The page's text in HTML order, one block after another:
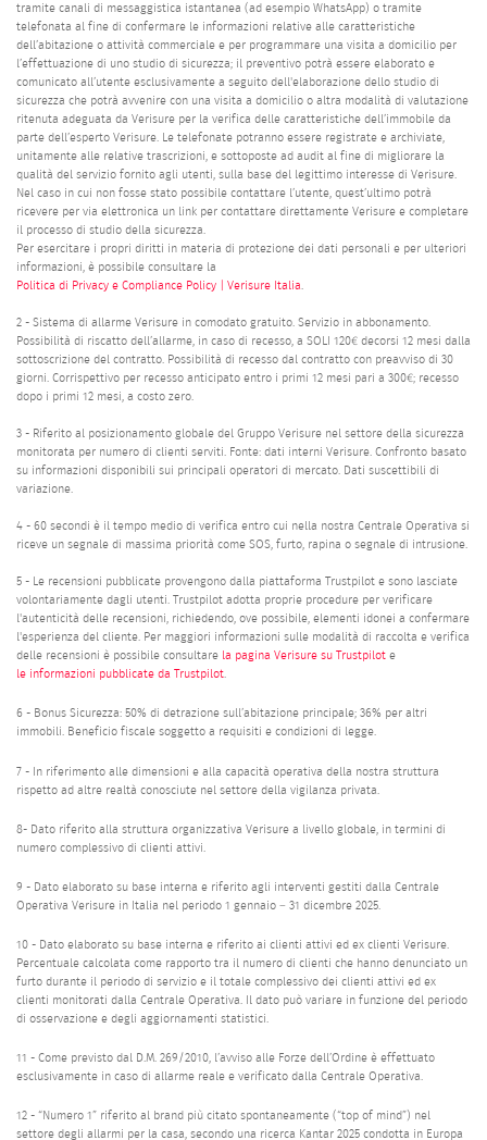
tramite canali di messaggistica istantanea (ad esempio WhatsApp) o tramite
telefonata al fine di confermare le informazioni relative alle caratteristiche
dell’abitazione o attività commerciale e per programmare una visita a domicilio per
l’effettuazione di uno studio di sicurezza; il preventivo potrà essere elaborato e
comunicato all’utente esclusivamente a seguito dell'elaborazione dello studio di
sicurezza che potrà avvenire con una visita a domicilio o altra modalità di valutazione
ritenuta adeguata da Verisure per la verifica delle caratteristiche dell’immobile da
parte dell’esperto Verisure. Le telefonate potranno essere registrate e archiviate,
unitamente alle relative trascrizioni, e sottoposte ad audit al fine di migliorare la
qualità del servizio fornito agli utenti, sulla base del legittimo interesse di Verisure.
Nel caso in cui non fosse stato possibile contattare l’utente, quest’ultimo potrà
ricevere per via elettronica un link per contattare direttamente Verisure e completare
il processo di studio della sicurezza.
Per esercitare i propri diritti in materia di protezione dei dati personali e per ulteriori
informazioni, è possibile consultare la
Politica di Privacy e Compliance Policy | Verisure Italia
2 - Sistema di allarme Verisure in comodato gratuito. Servizio in abbonamento.
Possibilità di riscatto dell’allarme, in caso di recesso, a SOLI 120€ decorsi 12 mesi dalla
sottoscrizione del contratto. Possibilità di recesso dal contratto con preavviso di 30
giorni. Corrispettivo per recesso anticipato entro i primi 12 mesi pari a 300€; recesso
dopo i primi 12 mesi, a costo zero.
3 - Riferito al posizionamento globale del Gruppo Verisure nel settore della sicurezza
monitorata per numero di clienti serviti. Fonte: dati interni Verisure. Confronto basato
su informazioni disponibili sui principali operatori di mercato. Dati suscettibili di
variazione.
4 - 60 secondi è il tempo medio di verifica entro cui nella nostra Centrale Operativa si
riceve un segnale di massima priorità come SOS, furto, rapina o segnale di intrusione.
5 - Le recensioni pubblicate provengono dalla piattaforma Trustpilot e sono lasciate
volontariamente dagli utenti. Trustpilot adotta proprie procedure per verificare
l'autenticità delle recensioni, richiedendo, ove possibile, elementi idonei a confermare
l'esperienza del cliente. Per maggiori informazioni sulle modalità di raccolta e verifica
delle recensioni è possibile consultare la pagina Verisure su Trustpilot e
le informazioni pubblicate da Trustpilot
6 - Bonus Sicurezza: 50% di detrazione sull’abitazione principale; 36% per altri
immobili. Beneficio fiscale soggetto a requisiti e condizioni di legge.
7 - In riferimento alle dimensioni e alla capacità operativa della nostra struttura
rispetto ad altre realtà conosciute nel settore della vigilanza privata.
8- Dato riferito alla struttura organizzativa Verisure a livello globale, in termini di
numero complessivo di clienti attivi.
9 - Dato elaborato su base interna e riferito agli interventi gestiti dalla Centrale
Operativa Verisure in Italia nel periodo 1 gennaio – 31 dicembre 2025.
10 - Dato elaborato su base interna e riferito ai clienti attivi ed ex clienti Verisure.
Percentuale calcolata come rapporto tra il numero di clienti che hanno denunciato un
furto durante il periodo di servizio e il totale complessivo dei clienti attivi ed ex
clienti monitorati dalla Centrale Operativa. Il dato può variare in funzione del periodo
di osservazione e degli aggiornamenti statistici.
11 - Come previsto dal D.M. 269/2010, l’avviso alle Forze dell’Ordine è effettuato
esclusivamente in caso di allarme reale e verificato dalla Centrale Operativa.
12 - “Numero 1” riferito al brand più citato spontaneamente (“top of mind”) nel
settore degli allarmi per la casa, secondo una ricerca Kantar 2025 condotta in Europa